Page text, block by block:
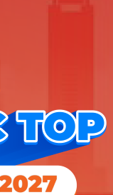
ngành chi tiết
11
Xem
chi tiết
11
ngành
Xem
chi tiết